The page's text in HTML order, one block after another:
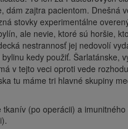
dám zajtra pacientom. Dnešná
stovky experimentálne
ale nevie, ktoré sú horšie,
nestrannosť jej nedovolí
kedy použiť. Šarlatánske,
v tejto veci oproti vede
tu máme tri hlavné skupiny
tkanív (po operácii) a